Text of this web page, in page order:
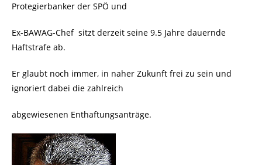
Protegierbanker der SPÖ und
Ex-BAWAG-Chef sitzt derzeit seine 9.5 Jahre dauernde
Haftstrafe ab.
Er glaubt noch immer, in naher Zukunft frei zu sein und
ignoriert dabei die zahlreich
abgewiesenen Enthaftungsanträge.